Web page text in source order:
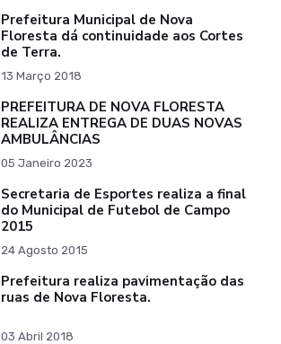
Prefeitura Municipal de Nova
Floresta dá continuidade aos Cortes
de Terra.
13 Março 2018
PREFEITURA DE NOVA FLORESTA
REALIZA ENTREGA DE DUAS NOVAS
AMBULÂNCIAS
05 Janeiro 2023
Secretaria de Esportes realiza a final
do Municipal de Futebol de Campo
2015
24 Agosto 2015
Prefeitura realiza pavimentação das
ruas de Nova Floresta.
03 Abril 2018